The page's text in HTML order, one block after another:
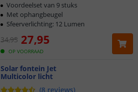
OP VOORRAAD
34,95 27,95
Voordeelset van 9 stuks
Met ophangbeugel
Sfeerverlichting: 12 Lumen
Solar fontein Jet
Multicolor licht
(8 reviews)